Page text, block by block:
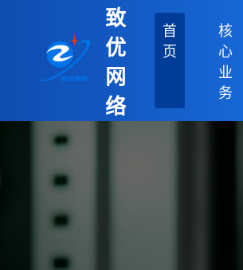
致
优
网
络
首
页
核
心
业
务